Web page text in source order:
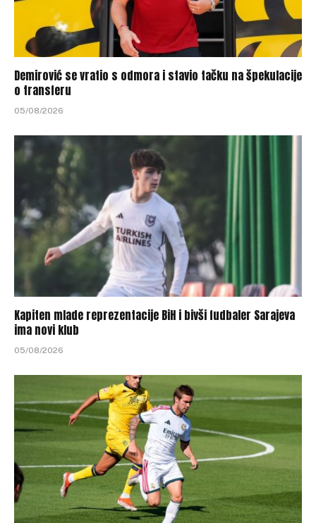
Demirović se vratio s odmora i stavio tačku na špekulacije
o transferu
05/08/2026
Kapiten mlade reprezentacije BiH i bivši fudbaler Sarajeva
ima novi klub
05/08/2026